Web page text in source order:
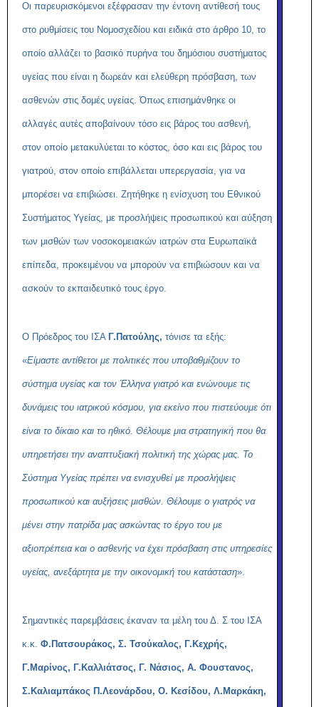
Οι παρευρισκόμενοι εξέφρασαν την έντονη αντίθεσή τους
στο ρυθμίσεις του Νομοσχεδίου και ειδικά στο άρθρο 10, το
οποίο αλλάζει το βασικό πυρήνα του δημόσιου συστήματος
υγείας που είναι η δωρεάν και ελεύθερη πρόσβαση, των
ασθενών στις δομές υγείας. Όπως επισημάνθηκε οι
αλλαγές αυτές αποβαίνουν τόσο εις βάρος του ασθενή,
στον οποίο μετακυλύεται το κόστος, όσο και εις βάρος του
γιατρού, στον οποίο επιβάλλεται υπερεργασία, για να
μπορέσει να επιβιώσει. Ζητήθηκε η ενίσχυση του Εθνικού
Συστήματος Υγείας, με προσλήψεις προσωπικού και αύξηση
των μισθών των νοσοκομειακών ιατρών στα Ευρωπαϊκά
επίπεδα, προκειμένου να μπορούν να επιβιώσουν και να
ασκούν το εκπαιδευτικό τους έργο.
Ο Πρόεδρος του ΙΣΑ Γ.Πατούλης, τόνισε τα εξής:
«Είμαστε αντίθετοι με πολιτικές που υποβαθμίζουν το
σύστημα υγείας και τον Έλληνα γιατρό και ενώνουμε τις
δυνάμεις του ιατρικού κόσμου, για εκείνο που πιστεύουμε ότι
είναι το δίκαιο και το ηθικό. Θέλουμε μια στρατηγική που θα
υπηρετήσει την αναπτυξιακή πολιτική της χώρας μας. Το
Σύστημα Υγείας πρέπει να ενισχυθεί με προσλήψεις
προσωπικού και αυξήσεις μισθών. Θέλουμε ο γιατρός να
μένει στην πατρίδα μας ασκώντας το έργο του με
αξιοπρέπεια και ο ασθενής να έχει πρόσβαση στις υπηρεσίες
υγείας, ανεξάρτητα με την οικονομική του κατάσταση».
Σημαντικές παρεμβάσεις έκαναν τα μέλη του Δ. Σ του ΙΣΑ
κ.κ. Φ.Πατσουράκος, Σ. Τσούκαλος, Γ.Κεχρής,
Γ.Μαρίνος, Γ.Καλλιάτσος, Γ. Νάσιος, Α. Φουστανος,
Σ.Καλιαμπάκος Π.Λεονάρδου, Ο. Κεσίδου, Λ.Μαρκάκη,